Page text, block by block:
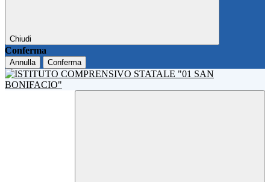
Chiudi
Conferma
Annulla Conferma